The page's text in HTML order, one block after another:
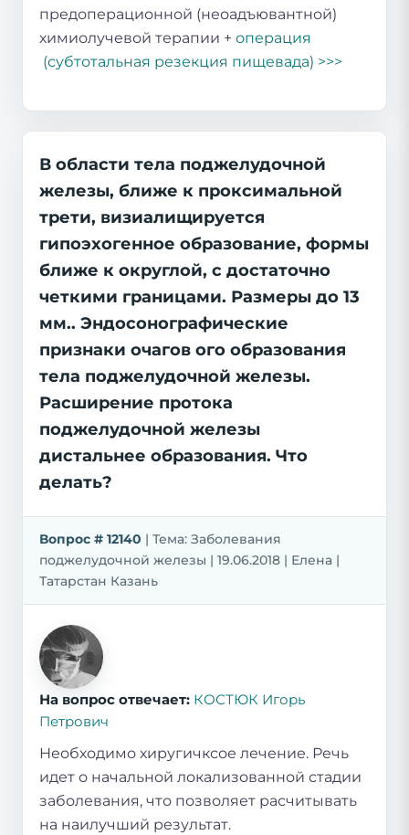
предоперационной (неоадъювантной)
химиолучевой терапии + операция
(субтотальная резекция пищевада) >>>
В области тела поджелудочной
железы, ближе к проксимальной
трети, визиалищируется
гипоэхогенное образование, формы
ближе к округлой, с достаточно
четкими границами. Размеры до 13
мм.. Эндосонографические
признаки очагов ого образования
тела поджелудочной железы.
Расширение протока
поджелудочной железы
дистальнее образования. Что
делать?
Вопрос # 12140 | Тема: Заболевания
поджелудочной железы | 19.06.2018 | Елена |
Татарстан Казань
На вопрос отвечает: КОСТЮК Игорь
Петрович
Необходимо хиругичксое лечение. Речь
идет о начальной локализованной стадии
заболевания, что позволяет расчитывать
на наилучший результат.